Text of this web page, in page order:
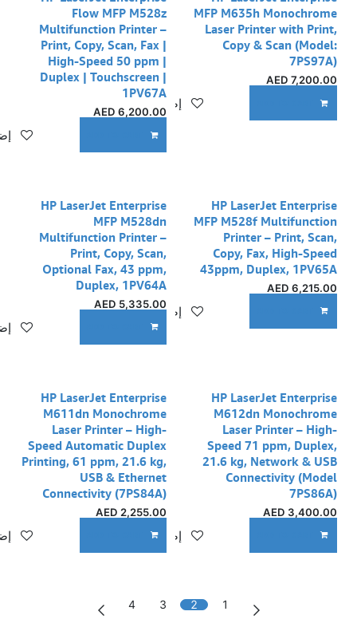
MFP M635h Monochrome
Laser Printer with Print,
Copy & Scan (Model:
7PS97A)
7,200.00
إضافة إلى قائمة الأمنيات
Flow MFP M528z
Multifunction Printer –
Print, Copy, Scan, Fax |
High-Speed 50 ppm |
Duplex | Touchscreen |
1PV67A
6,200.00
AED
HP LaserJet Enterprise
MFP M528f Multifunction
Printer – Print, Scan,
Copy, Fax, High-Speed
43ppm, Duplex, 1PV65A
6,215.00
إضافة إلى قائمة الأمنيات
HP LaserJet Enterprise
MFP M528dn
Multifunction Printer –
Print, Copy, Scan,
Optional Fax, 43 ppm,
Duplex, 1PV64A
5,335.00
HP LaserJet Enterprise
M612dn Monochrome
Laser Printer – High-
Speed 71 ppm, Duplex,
21.6 kg, Network & USB
Connectivity (Model
7PS86A)
3,400.00
إضافة إلى قائمة الأمنيات
HP LaserJet Enterprise
M611dn Monochrome
Laser Printer – High-
Speed Automatic Duplex
Printing, 61 ppm, 21.6 kg,
USB & Ethernet
Connectivity (7PS84A)
2,255.00
1
2
3
4